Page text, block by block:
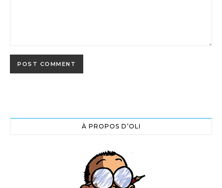
À PROPOS D’OLI